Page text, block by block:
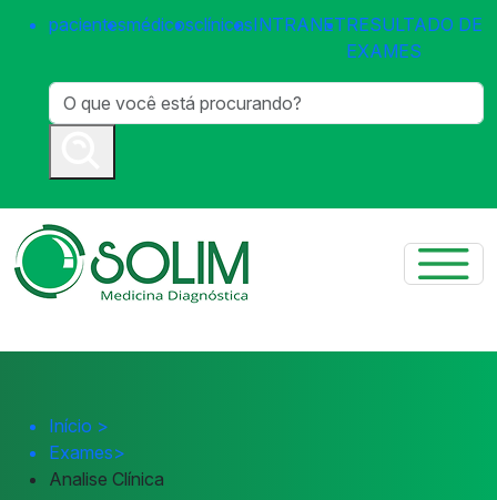
pacientesmédicosclínicasINTRANETRESULTADO DE
EXAMES
Início >
Exames>
Analise Clínica